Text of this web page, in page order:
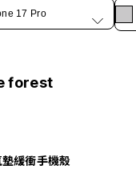
17 Pro
forest
緩衝手機殼